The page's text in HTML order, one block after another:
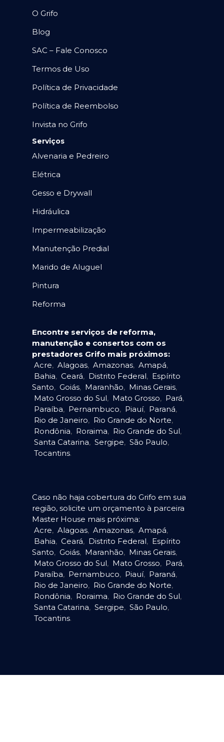
O Grifo
Blog
SAC – Fale Conosco
Termos de Uso
Política de Privacidade
Política de Reembolso
Invista no Grifo
Serviços
Alvenaria e Pedreiro
Elétrica
Gesso e Drywall
Hidráulica
Impermeabilização
Manutenção Predial
Marido de Aluguel
Pintura
Reforma
Encontre serviços de reforma,
manutenção e consertos com os
prestadores Grifo mais próximos:
Acre, Alagoas, Amazonas, Amapá,
Bahia, Ceará, Distrito Federal, Espírito
Santo, Goiás, Maranhão, Minas Gerais,
Mato Grosso do Sul, Mato Grosso, Pará,
Paraíba, Pernambuco, Piauí, Paraná,
Rio de Janeiro, Rio Grande do Norte,
Rondônia, Roraima, Rio Grande do Sul,
Santa Catarina, Sergipe, São Paulo,
Tocantins.
Caso não haja cobertura do Grifo em sua
região, solicite um orçamento à parceira
Master House mais próxima:
Acre, Alagoas, Amazonas, Amapá,
Bahia, Ceará, Distrito Federal, Espírito
Santo, Goiás, Maranhão, Minas Gerais,
Mato Grosso do Sul, Mato Grosso, Pará,
Paraíba, Pernambuco, Piauí, Paraná,
Rio de Janeiro, Rio Grande do Norte,
Rondônia, Roraima, Rio Grande do Sul,
Santa Catarina, Sergipe, São Paulo,
Tocantins.